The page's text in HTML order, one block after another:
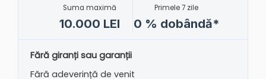
Suma maximă
10.000 LEI
Primele 7 zile
0 % dobândă*
Fără giranți sau garanții
Fără adeverință de venit